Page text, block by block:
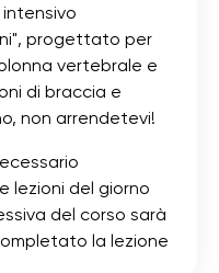
progettato per
vertebrale e
di braccia e
non arrendetevi!
lezioni del giorno
del corso sarà
la lezione